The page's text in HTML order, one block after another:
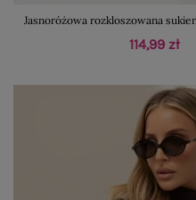
Jasnoróżowa rozkloszowana
114,99 zł